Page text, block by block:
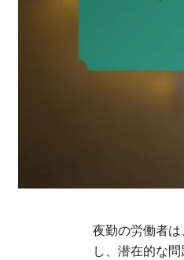
夜勤の労働者
し、潜在的な